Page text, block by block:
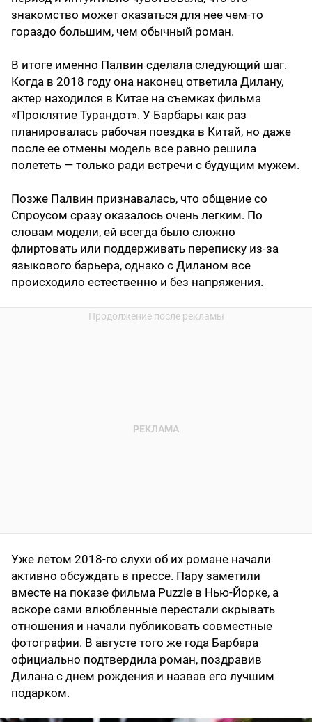
знакомство может оказаться для нее чем-то
гораздо большим, чем обычный роман.
В итоге именно Палвин сделала следующий шаг.
Когда в 2018 году она наконец ответила Дилану,
актер находился в Китае на съемках фильма
«Проклятие Турандот». У Барбары как раз
планировалась рабочая поездка в Китай, но даже
после ее отмены модель все равно решила
полететь — только ради встречи с будущим мужем.
Позже Палвин признавалась, что общение со
Спроусом сразу оказалось очень легким. По
словам модели, ей всегда было сложно
флиртовать или поддерживать переписку из-за
языкового барьера, однако с Диланом все
происходило естественно и без напряжения.
Уже летом 2018-го слухи об их романе начали
активно обсуждать в прессе. Пару заметили
вместе на показе фильма Puzzle в Нью-Йорке, а
вскоре сами влюбленные перестали скрывать
отношения и начали публиковать совместные
фотографии. В августе того же года Барбара
официально подтвердила роман, поздравив
Дилана с днем рождения и назвав его лучшим
подарком.